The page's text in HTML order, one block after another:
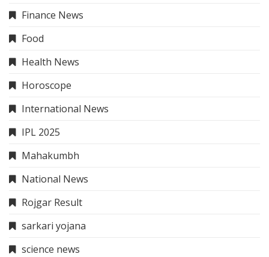
Finance News
Food
Health News
Horoscope
International News
IPL 2025
Mahakumbh
National News
Rojgar Result
sarkari yojana
science news